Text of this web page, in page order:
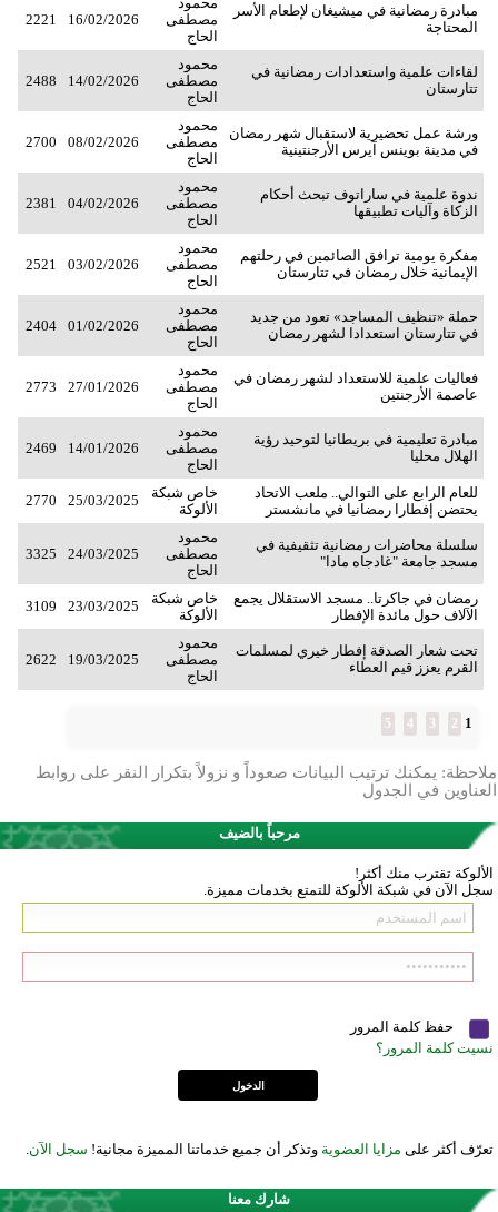
مبادرة رمضانية في ميشيغان لإطعام الأسر
المحتاجة
مصطفى
الحاج
16/02/2026
2221
لقاءات علمية واستعدادات رمضانية في
تتارستان
محمود
مصطفى
الحاج
14/02/2026
2488
ورشة عمل تحضيرية لاستقبال شهر رمضان
في مدينة بوينس آيرس الأرجنتينية
محمود
مصطفى
الحاج
08/02/2026
2700
ندوة علمية في ساراتوف تبحث أحكام
الزكاة وآليات تطبيقها
محمود
مصطفى
الحاج
04/02/2026
2381
مفكرة يومية ترافق الصائمين في رحلتهم
الإيمانية خلال رمضان في تتارستان
محمود
مصطفى
الحاج
03/02/2026
2521
حملة «تنظيف المساجد» تعود من جديد
في تتارستان استعدادا لشهر رمضان
محمود
مصطفى
الحاج
01/02/2026
2404
فعاليات علمية للاستعداد لشهر رمضان في
عاصمة الأرجنتين
محمود
مصطفى
الحاج
27/01/2026
2773
مبادرة تعليمية في بريطانيا لتوحيد رؤية
الهلال محليا
محمود
مصطفى
الحاج
14/01/2026
2469
للعام الرابع على التوالي.. ملعب الاتحاد
يحتضن إفطارا رمضانيا في مانشستر
خاص شبكة
الألوكة
25/03/2025
2770
سلسلة محاضرات رمضانية تثقيفية في
مسجد جامعة "غادجاه مادا"
محمود
مصطفى
الحاج
24/03/2025
3325
رمضان في جاكرتا.. مسجد الاستقلال يجمع
الآلاف حول مائدة الإفطار
خاص شبكة
الألوكة
23/03/2025
3109
تحت شعار الصدقة إفطار خيري لمسلمات
القرم يعزز قيم العطاء
محمود
مصطفى
الحاج
19/03/2025
2622
1
2
3
4
5
ملاحظة: يمكنك ترتيب البيانات صعوداً و نزولاً بتكرار النقر على روابط
العناوين في الجدول
مرحباً بالضيف
الألوكة تقترب منك أكثر!
سجل الآن في شبكة الألوكة للتمتع بخدمات مميزة.
حفظ كلمة المرور
نسيت كلمة المرور؟
تعرّف أكثر على مزايا العضوية وتذكر أن جميع خدماتنا المميزة مجانية! سجل الآن.
شارك معنا